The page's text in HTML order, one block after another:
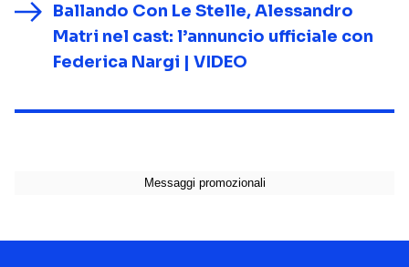
Ballando Con Le Stelle, Alessandro
Matri nel cast: l’annuncio ufficiale con
Federica Nargi | VIDEO